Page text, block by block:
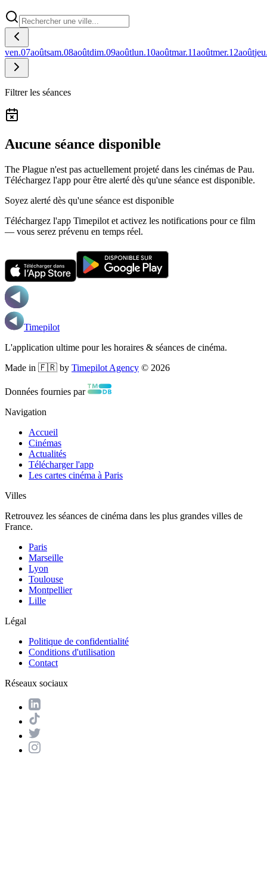
ven.07aoûtsam.08aoûtdim.09aoûtlun.10aoûtmar.11aoûtmer.12août
Filtrer les séances
Aucune séance disponible
The Plague n'est pas actuellement projeté dans les cinémas de Pau.
Téléchargez l'app pour être alerté dès qu'une séance est disponible.
Soyez alerté dès qu'une séance est disponible
Téléchargez l'app Timepilot et activez les notifications pour ce film
— vous serez prévenu en temps réel.
Timepilot
L'application ultime pour les horaires & séances de cinéma.
Made in 🇫🇷 by Timepilot Agency © 2026
Données fournies par
Navigation
Accueil
Cinémas
Actualités
Télécharger l'app
Les cartes cinéma à Paris
Villes
Retrouvez les séances de cinéma dans les plus grandes villes de
France.
Paris
Marseille
Lyon
Toulouse
Montpellier
Lille
Légal
Politique de confidentialité
Conditions d'utilisation
Contact
Réseaux sociaux